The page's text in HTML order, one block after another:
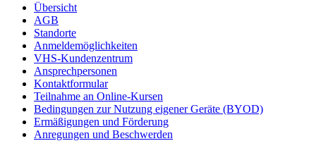
Übersicht
AGB
Standorte
Anmeldemöglichkeiten
VHS-Kundenzentrum
Ansprechpersonen
Kontaktformular
Teilnahme an Online-Kursen
Bedingungen zur Nutzung eigener Geräte (BYOD)
Ermäßigungen und Förderung
Anregungen und Beschwerden